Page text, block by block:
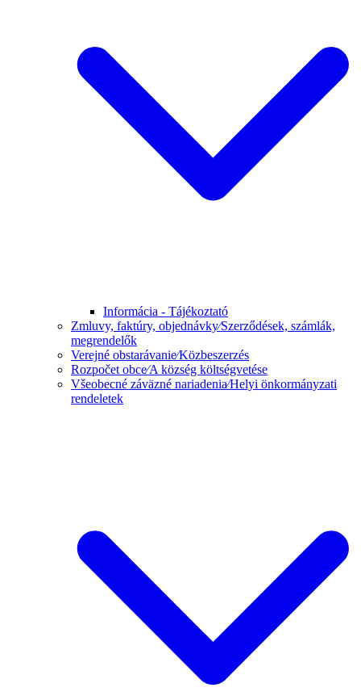
Informácia - Tájékoztató
Zmluvy, faktúry, objednávky⁄Szerződések, számlák,
megrendelők
Verejné obstarávanie⁄Közbeszerzés
Rozpočet obce⁄A község költségvetése
Všeobecné záväzné nariadenia⁄Helyi önkormányzati
rendeletek